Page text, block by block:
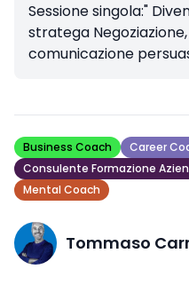
Sessione singola:"
stratega
comunicazione
Business Coach Career
Consulente Formazione
Mental Coach
Tommaso